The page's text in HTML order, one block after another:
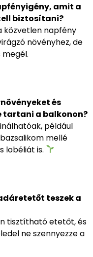
amit a
biztosítani?
közvetlen napfény
növényhez, de
és
tartani a balkonon?
például
mellé
lobéliát is.
teszek a
tisztítható etetőt, és
ne szennyezze a